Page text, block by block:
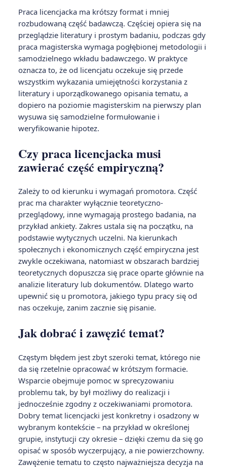
Praca licencjacka ma krótszy format i mniej
rozbudowaną część badawczą. Częściej opiera się na
przeglądzie literatury i prostym badaniu, podczas gdy
praca magisterska wymaga pogłębionej metodologii i
samodzielnego wkładu badawczego. W praktyce
oznacza to, że od licencjatu oczekuje się przede
wszystkim wykazania umiejętności korzystania z
literatury i uporządkowanego opisania tematu, a
dopiero na poziomie magisterskim na pierwszy plan
wysuwa się samodzielne formułowanie i
weryfikowanie hipotez.
Czy praca licencjacka musi
zawierać część empiryczną?
Zależy to od kierunku i wymagań promotora. Część
prac ma charakter wyłącznie teoretyczno-
przeglądowy, inne wymagają prostego badania, na
przykład ankiety. Zakres ustala się na początku, na
podstawie wytycznych uczelni. Na kierunkach
społecznych i ekonomicznych część empiryczna jest
zwykle oczekiwana, natomiast w obszarach bardziej
teoretycznych dopuszcza się prace oparte głównie na
analizie literatury lub dokumentów. Dlatego warto
upewnić się u promotora, jakiego typu pracy się od
nas oczekuje, zanim zacznie się pisanie.
Jak dobrać i zawęzić temat?
Częstym błędem jest zbyt szeroki temat, którego nie
da się rzetelnie opracować w krótszym formacie.
Wsparcie obejmuje pomoc w sprecyzowaniu
problemu tak, by był możliwy do realizacji i
jednocześnie zgodny z oczekiwaniami promotora.
Dobry temat licencjacki jest konkretny i osadzony w
wybranym kontekście – na przykład w określonej
grupie, instytucji czy okresie – dzięki czemu da się go
opisać w sposób wyczerpujący, a nie powierzchowny.
Zawężenie tematu to często najważniejsza decyzja na